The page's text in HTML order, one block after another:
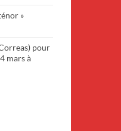
»
pour
mars à